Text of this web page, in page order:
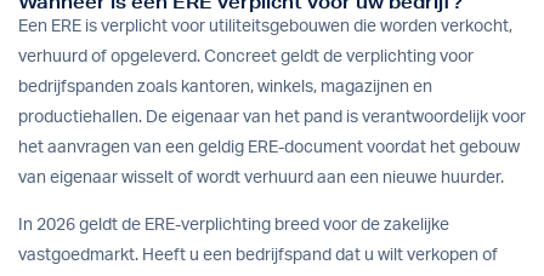
Een ERE is verplicht voor utiliteitsgebouwen die worden verkocht,
verhuurd of opgeleverd. Concreet geldt de verplichting voor
bedrijfspanden zoals kantoren, winkels, magazijnen en
productiehallen. De eigenaar van het pand is verantwoordelijk voor
het aanvragen van een geldig ERE-document voordat het gebouw
van eigenaar wisselt of wordt verhuurd aan een nieuwe huurder.
In 2026 geldt de ERE-verplichting breed voor de zakelijke
vastgoedmarkt. Heeft u een bedrijfspand dat u wilt verkopen of